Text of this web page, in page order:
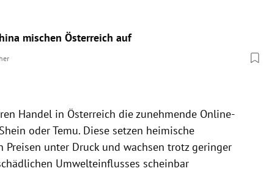
mischen Österreich auf
Handel in Österreich die zunehmende Online-
oder Temu. Diese setzen heimische
unter Druck und wachsen trotz geringer
Umwelteinflusses scheinbar